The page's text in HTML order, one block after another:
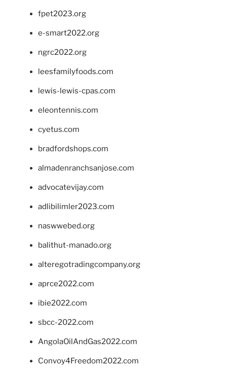
fpet2023.org
e-smart2022.org
ngrc2022.org
leesfamilyfoods.com
lewis-lewis-cpas.com
eleontennis.com
cyetus.com
bradfordshops.com
almadenranchsanjose.com
advocatevijay.com
adlibilimler2023.com
naswwebed.org
balithut-manado.org
alteregotradingcompany.org
aprce2022.com
ibie2022.com
sbcc-2022.com
AngolaOilAndGas2022.com
Convoy4Freedom2022.com